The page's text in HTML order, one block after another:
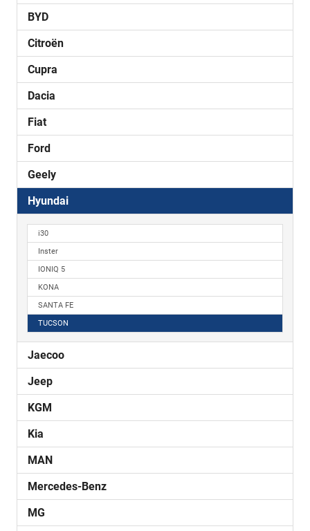
BYD
Citroën
Cupra
Dacia
Fiat
Ford
Geely
Hyundai
i30
Inster
IONIQ 5
KONA
SANTA FE
TUCSON
Jaecoo
Jeep
KGM
Kia
MAN
Mercedes-Benz
MG